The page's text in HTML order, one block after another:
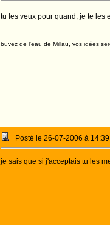
tu les veux pour quand, je te les
--------------------
buvez de l'eau de Millau, vos idées
Posté le 26-07-2006 à
je sais que si j'acceptais tu les